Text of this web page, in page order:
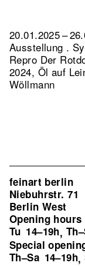
20.01.2025 –
Ausstellung .
Repro Der
2024, Öl auf
Wöllmann
feinart berlin
Niebuhrstr. 71
Berlin West
Opening hours
Tu 14–19h,
Special
Th–Sa 14–19h,